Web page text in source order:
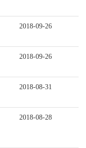
2018-09-26
2018-09-26
2018-08-31
2018-08-28